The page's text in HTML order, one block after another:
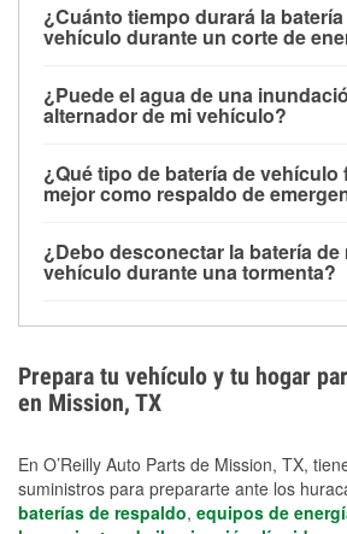
¿Cuánto tiempo durará la
vehículo durante un corte de
alimentar pequeños accesorios
limitado, pero el uso repetido sin
contar con un equipo de carga de
cortes prolongados.
¿Puede el agua de una
alternador de mi vehículo?
parte baja del compartimento del
dañarse si se sumergen, lo que
días después de la exposición.
¿Qué tipo de batería de
mejor como respaldo de
para aplicaciones de ciclo profundo
selladas, resistentes a las
¿Debo desconectar la batería de
vehículo durante una tormenta?
los daños por inundación. Evitar el
preparar opciones de carga de
medidas de protección más
Prepara tu vehículo y tu hogar
en Mission, TX
En O’Reilly Auto Parts de Mission, TX,
suministros para prepararte ante los
baterías de respaldo, equipos de